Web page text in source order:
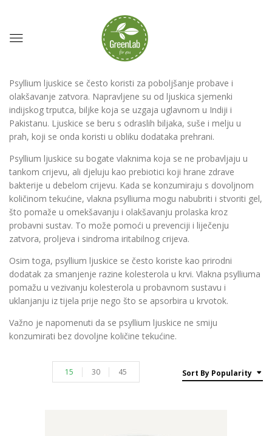
Psyllium ljuskice se često koristi za poboljšanje probave i
olakšavanje zatvora. Napravljene su od ljuskica sjemenki
indijskog trputca, biljke koja se uzgaja uglavnom u Indiji i
Pakistanu. Ljuskice se beru s odraslih biljaka, suše i melju u
prah, koji se onda koristi u obliku dodataka prehrani.
Psyllium ljuskice su bogate vlaknima koja se ne probavljaju u
tankom crijevu, ali djeluju kao prebiotici koji hrane zdrave
bakterije u debelom crijevu. Kada se konzumiraju s dovoljnom
količinom tekućine, vlakna psylliuma mogu nabubriti i stvoriti gel,
što pomaže u omekšavanju i olakšavanju prolaska kroz
probavni sustav. To može pomoći u prevenciji i liječenju
zatvora, proljeva i sindroma iritabilnog crijeva.
Osim toga, psyllium ljuskice se često koriste kao prirodni
dodatak za smanjenje razine kolesterola u krvi. Vlakna psylliuma
pomažu u vezivanju kolesterola u probavnom sustavu i
uklanjanju iz tijela prije nego što se apsorbira u krvotok.
Važno je napomenuti da se psyllium ljuskice ne smiju
konzumirati bez dovoljne količine tekućine.
Sort By Popularity
15 30 45